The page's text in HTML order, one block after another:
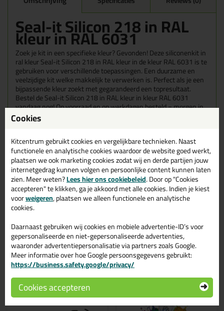
Seal-it Silicon 218 in RAL
kleur in RAL 6031
Zoek je kit in een specifieke kleur? Gevonden! Deze siliconenkit in
ral kleur Seal-it Silicon 218 in RAL kleur in de kleur RAL 6031 is te
gebruiken voor verschillende toepassingen. Een duurzame en
veelzijdige kit welke makkelijk te verwerken is. Perfect als je een
bijpassende kleur zoekt met gegarandeerd een topresultaat.
Bestel de Seal-it Silicon 218 in RAL kleur in kleur RAL 6031
vandaag nog! Op voorraad en op werkdagen besteld = morgen in
huis.
product?Lees alles over dit product >
Tips & tricks voor Seal-it Silicon 218
in RAL kleur
In de volgende blogs wordt dit product gebruikt:
Welke kit heb ik nodig voor mijn badkamer?
Gerelateerde producten
Cookies
Kitcentrum gebruikt cookies en vergelijkbare technieken. Naast
functionele en analytische cookies waardoor de website goed werkt,
plaatsen we ook marketing cookies zodat wij en derde partijen jouw
internetgedrag kunnen volgen en persoonlijke content kunnen laten
zien. Meer weten?Lees hier ons cookiebeleid. Door op "Cookies
accepteren" te klikken, ga je akkoord met alle cookies. Indien je kiest
voorweigeren, plaatsen we alleen functionele en analytische
cookies.
Daarnaast gebruiken wij cookies en mobiele advertentie-ID’s voor
gepersonaliseerde en niet-gepersonaliseerde advertenties,
waaronder advertentiepersonalisatie via partners zoals Google.
Meer informatie over hoe Google persoonsgegevens gebruikt:
https://business.safety.google/privacy/
Cookies accepteren